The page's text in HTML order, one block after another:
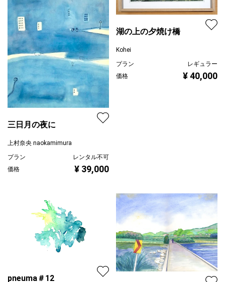
三日月の夜に
上村奈央 naokamimura
プラン
レンタル不可
価格
¥ 39,000
湖の上の夕焼け橋
Kohei
プラン
レギュラー
価格
¥ 40,000
pneuma＃12